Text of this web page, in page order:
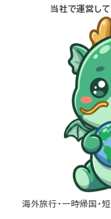
当社で運営して
海外旅行・一時帰国・